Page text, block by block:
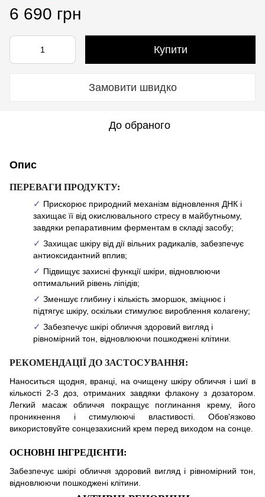
6 690 грн
Купити
Замовити швидко
До обраного
Опис
ПЕРЕВАГИ ПРОДУКТУ:
✓ Прискорює природний механізм відновлення ДНК і
захищає її від окислювального стресу в майбутньому,
завдяки репаративним ферментам в складі засобу;
✓ Захищає шкіру від дії вільних радикалів, забезпечує
антиоксидантний вплив;
✓ Підвищує захисні функції шкіри, відновлюючи
оптимальний рівень ліпідів;
✓ Зменшує глибину і кількість зморшок, зміцнює і
підтягує шкіру, оскільки стимулює вироблення колагену;
✓ Забезпечує шкірі обличчя здоровий вигляд і
рівномірний тон, відновлюючи пошкоджені клітини.
РЕКОМЕНДАЦІЇ ДО ЗАСТОСУВАННЯ:
Наноситься щодня, вранці, на очищену шкіру обличчя і шиї в
кількості 2-3 доз, отриманих завдяки флакону з дозатором.
Легкий масаж обличчя покращує поглинання крему, його
проникнення і стимулюючі властивості. Обов'язково
використовуйте сонцезахисний крем перед виходом на сонце.
ОСНОВНІ ІНГРЕДІЄНТИ:
Забезпечує шкірі обличчя здоровий вигляд і рівномірний тон,
відновлюючи пошкоджені клітини.